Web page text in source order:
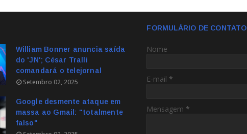
William Bonner anuncia saída
do 'JN'; César Tralli
comandará o telejornal
Setembro 02, 2025
Google desmente ataque em
massa ao Gmail: "totalmente
falso"
FORMULÁRIO DE CONTATO
Nome
E-mail *
Mensagem *